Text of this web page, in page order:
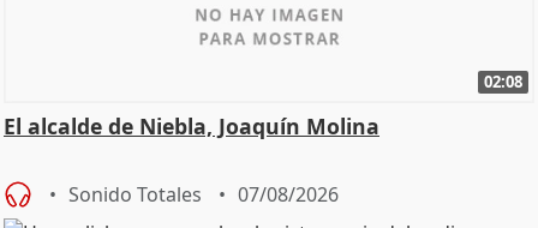
02:08
El alcalde de Niebla, Joaquín Molina
Sonido Totales 07/08/2026